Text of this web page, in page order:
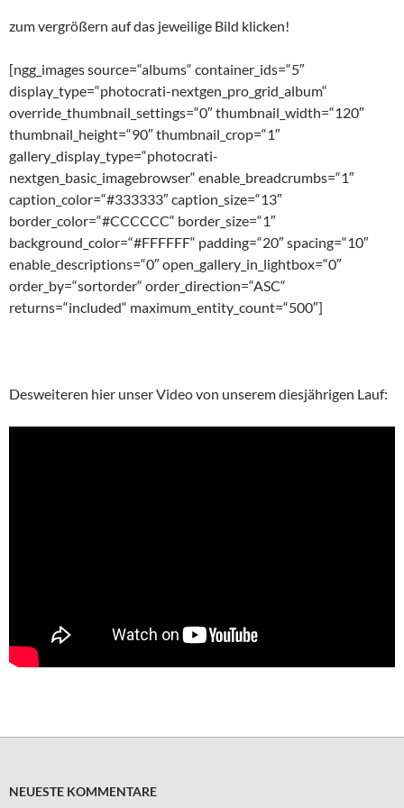
zum vergrößern auf das jeweilige Bild klicken!
[ngg_images source=“albums“ container_ids=“5″
display_type=“photocrati-nextgen_pro_grid_album“
override_thumbnail_settings=“0″ thumbnail_width=“120″
thumbnail_height=“90″ thumbnail_crop=“1″
gallery_display_type=“photocrati-
nextgen_basic_imagebrowser“ enable_breadcrumbs=“1″
caption_color=“#333333″ caption_size=“13″
border_color=“#CCCCCC“ border_size=“1″
background_color=“#FFFFFF“ padding=“20″ spacing=“10″
enable_descriptions=“0″ open_gallery_in_lightbox=“0″
order_by=“sortorder“ order_direction=“ASC“
returns=“included“ maximum_entity_count=“500″]
Desweiteren hier unser Video von unserem diesjährigen Lauf:
NEUESTE KOMMENTARE